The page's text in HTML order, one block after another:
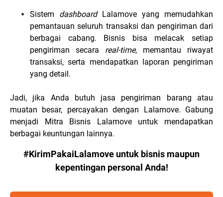
Sistem dashboardLalamove yang memudahkan
pemantauan seluruh transaksi dan pengiriman dari
berbagai cabang. Bisnis bisa melacak setiap
pengiriman secara real-time, memantau riwayat
transaksi, serta mendapatkan laporan pengiriman
yang detail.
Jadi, jika Anda butuh jasa pengiriman barang atau
muatan besar, percayakan dengan Lalamove. Gabung
menjadi Mitra Bisnis Lalamove untuk mendapatkan
berbagai keuntungan lainnya.
#KirimPakaiLalamove untuk bisnis maupun
kepentingan personal Anda!